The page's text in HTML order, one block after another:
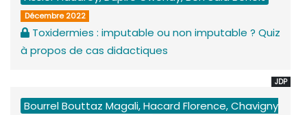
Décembre 2022
Toxidermies : imputable ou non imputable ? Quiz
à propos de cas didactiques
JDP
Bourrel Bouttaz Magali, Hacard Florence, Chavigny